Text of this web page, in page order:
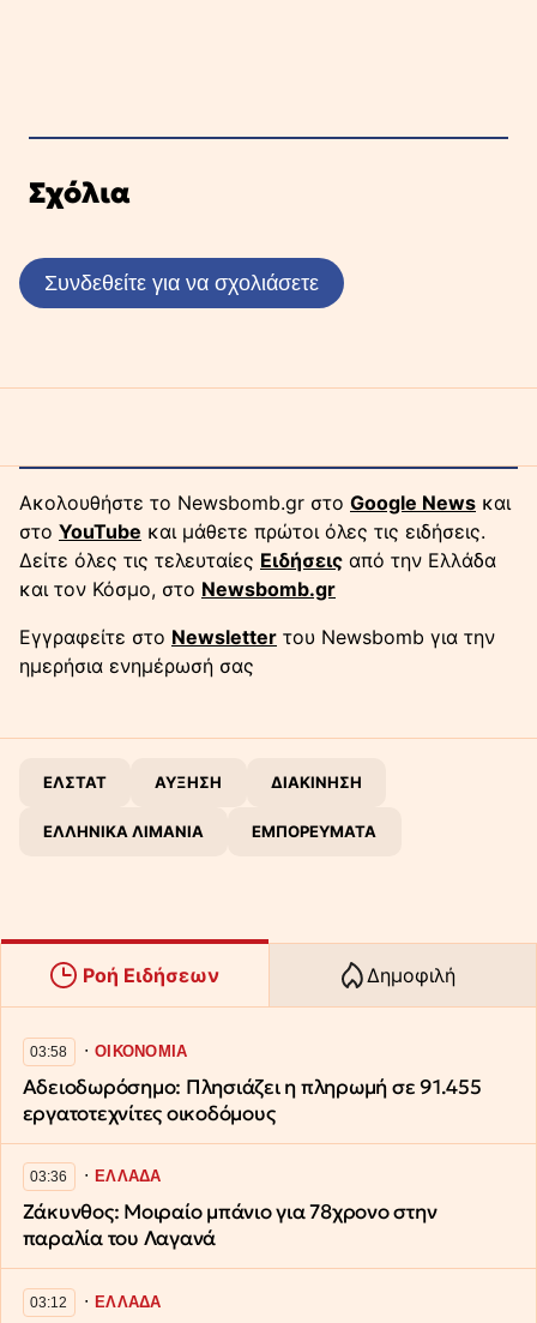
Σχόλια
Συνδεθείτε για να σχολιάσετε
Ακολουθήστε το Newsbomb.gr στο Google News και
στο YouTube και μάθετε πρώτοι όλες τις ειδήσεις.
Δείτε όλες τις τελευταίες Ειδήσεις από την Ελλάδα
και τον Κόσμο, στο Newsbomb.gr
Εγγραφείτε στο Newsletter του Newsbomb για την
ημερήσια ενημέρωσή σας
ΕΛΣΤΑΤ ΑΥΞΗΣΗ ΔΙΑΚΙΝΗΣΗ
ΕΛΛΗΝΙΚΑ ΛΙΜΑΝΙΑ ΕΜΠΟΡΕΥΜΑΤΑ
Ροή Ειδήσεων Δημοφιλή
03:58 ∙ΟΙΚΟΝΟΜΙΑ
Αδειοδωρόσημο: Πλησιάζει η πληρωμή σε 91.455
εργατοτεχνίτες οικοδόμους
03:36 ∙ΕΛΛΑΔΑ
Ζάκυνθος: Μοιραίο μπάνιο για 78χρονο στην
παραλία του Λαγανά
03:12 ∙ΕΛΛΑΔΑ